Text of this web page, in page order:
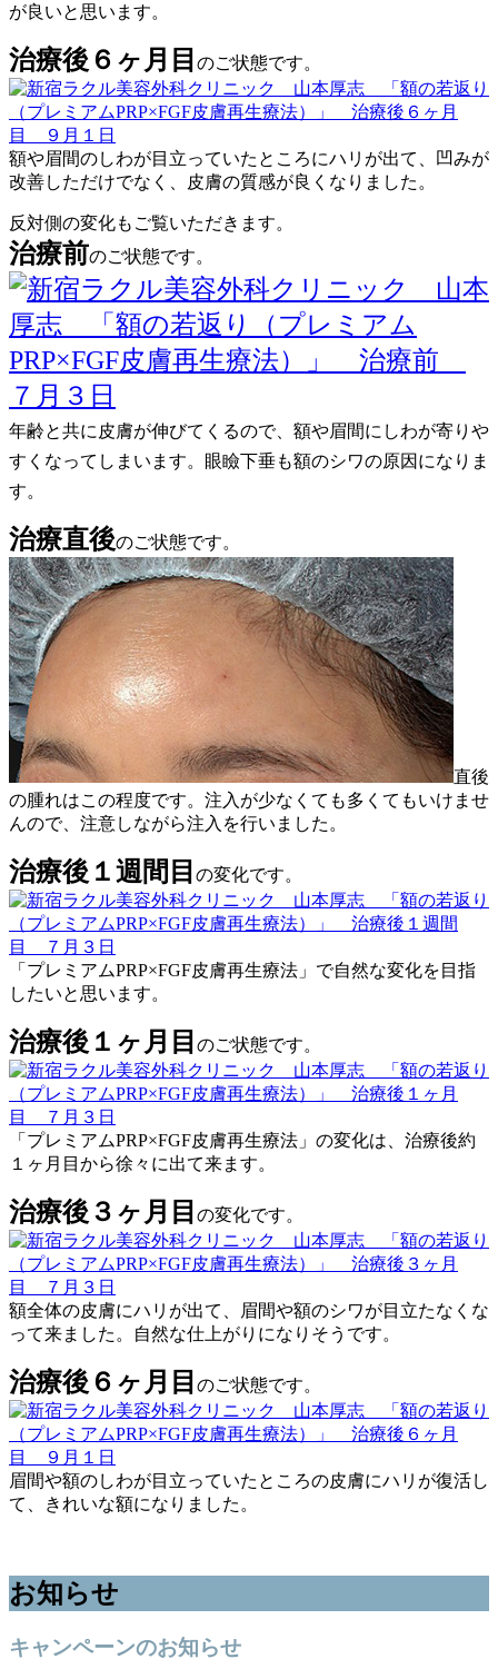
が良いと思います。
治療後６ヶ月目 のご状態です。
額や眉間のしわが目立っていたところにハリが出て、凹みが
改善しただけでなく、皮膚の質感が良くなりました。
反対側の変化もご覧いただきます。
治療前のご状態です。
年齢と共に皮膚が伸びてくるので、額や眉間にしわが寄りや
すくなってしまいます。眼瞼下垂も額のシワの原因になりま
す。
治療直後のご状態です。
直後
の腫れはこの程度です。注入が少なくても多くてもいけませ
んので、注意しながら注入を行いました。
治療後１週間目 の変化です。
「プレミアムPRP×FGF皮膚再生療法」で自然な変化を目指
したいと思います。
治療後１ヶ月目 のご状態です。
「プレミアムPRP×FGF皮膚再生療法」の変化は、治療後約
１ヶ月目から徐々に出て来ます。
治療後３ヶ月目 の変化です。
額全体の皮膚にハリが出て、眉間や額のシワが目立たなくな
って来ました。自然な仕上がりになりそうです。
治療後６ヶ月目 のご状態です。
眉間や額のしわが目立っていたところの皮膚にハリが復活し
て、きれいな額になりました。
お知らせ
キャンペーンのお知らせ